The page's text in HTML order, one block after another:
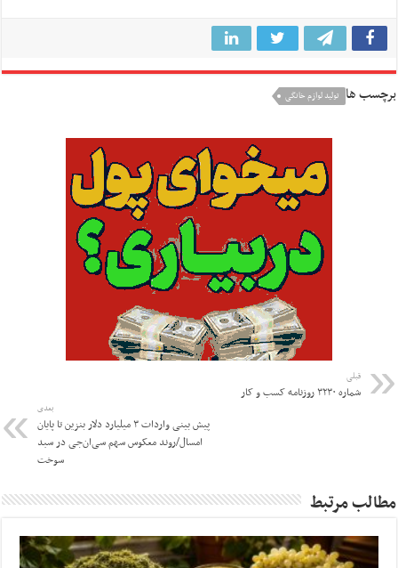
برچسب ها تولید لوازم خانگی
قبلی
شماره ۳۲۳۰ روزنامه کسب و کار
بعدی
پیش بینی واردات ۳ میلیارد دلار بنزین تا پایان
امسال/روند معکوس سهم سی‌ان‌جی در سبد
سوخت
مطالب مرتبط